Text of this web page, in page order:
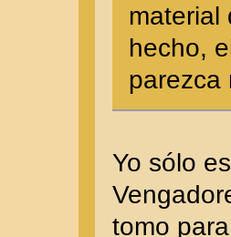
material
hecho,
parezca
Yo sólo
tomo